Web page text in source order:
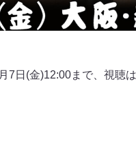
7日(金)12:00まで、視聴